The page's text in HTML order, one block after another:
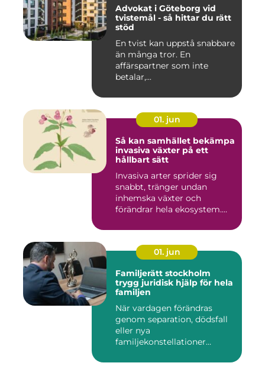
Advokat i Göteborg vid
tvistemål - så hittar du rätt
stöd
En tvist kan uppstå snabbare
än många tror. En
affärspartner som inte
betalar,...
01. jun
Så kan samhället bekämpa
invasiva växter på ett
hållbart sätt
Invasiva arter sprider sig
snabbt, tränger undan
inhemska växter och
förändrar hela ekosystem.
01. jun
Familjerätt stockholm
trygg juridisk hjälp för hela
familjen
När vardagen förändras
genom separation, dödsfall
eller nya
familjekonstellationer